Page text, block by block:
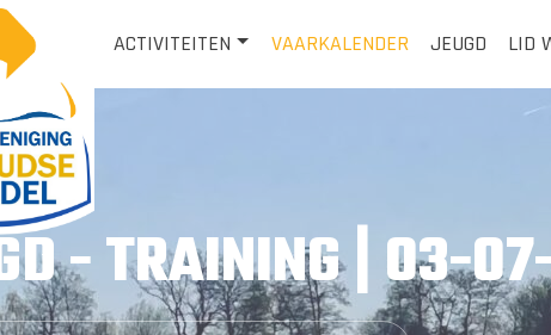
ACTIVITEITEN VAARKALENDER JEUGD LID
- TRAINING | 03-